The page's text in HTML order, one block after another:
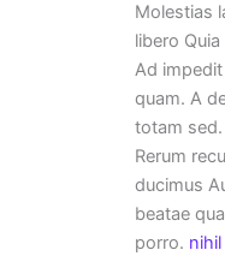
Molestias
libero
Ad
quam. A
totam
Rerum
ducimus
beatae
porro.